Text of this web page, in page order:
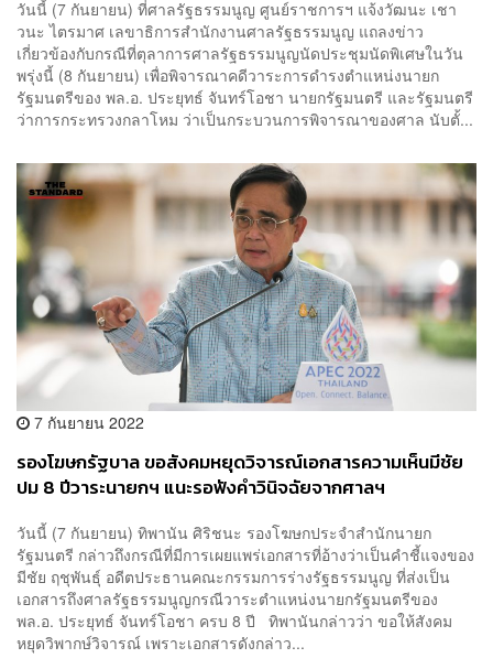
วันนี้ (7 กันยายน) ที่ศาลรัฐธรรมนูญ ศูนย์ราชการฯ แจ้งวัฒนะ เชา
วนะ ไตรมาศ เลขาธิการสำนักงานศาลรัฐธรรมนูญ แถลงข่าว
เกี่ยวข้องกับกรณีที่ตุลาการศาลรัฐธรรมนูญนัดประชุมนัดพิเศษในวัน
พรุ่งนี้ (8 กันยายน) เพื่อพิจารณาคดีวาระการดำรงตำแหน่งนายก
รัฐมนตรีของ พล.อ. ประยุทธ์ จันทร์โอชา นายกรัฐมนตรี และรัฐมนตรี
ว่าการกระทรวงกลาโหม ว่าเป็นกระบวนการพิจารณาของศาล นับตั้...
7 กันยายน 2022
รองโฆษกรัฐบาล ขอสังคมหยุดวิจารณ์เอกสารความเห็นมีชัย
ปม 8 ปีวาระนายกฯ แนะรอฟังคำวินิจฉัยจากศาลฯ
วันนี้ (7 กันยายน) ทิพานัน ศิริชนะ รองโฆษกประจำสำนักนายก
รัฐมนตรี กล่าวถึงกรณีที่มีการเผยแพร่เอกสารที่อ้างว่าเป็นคำชี้แจงของ
มีชัย ฤชุพันธุ์ อดีตประธานคณะกรรมการร่างรัฐธรรมนูญ ที่ส่งเป็น
เอกสารถึงศาลรัฐธรรมนูญกรณีวาระตำแหน่งนายกรัฐมนตรีของ
พล.อ. ประยุทธ์ จันทร์โอชา ครบ 8 ปี ทิพานันกล่าวว่า ขอให้สังคม
หยุดวิพากษ์วิจารณ์ เพราะเอกสารดังกล่าว...